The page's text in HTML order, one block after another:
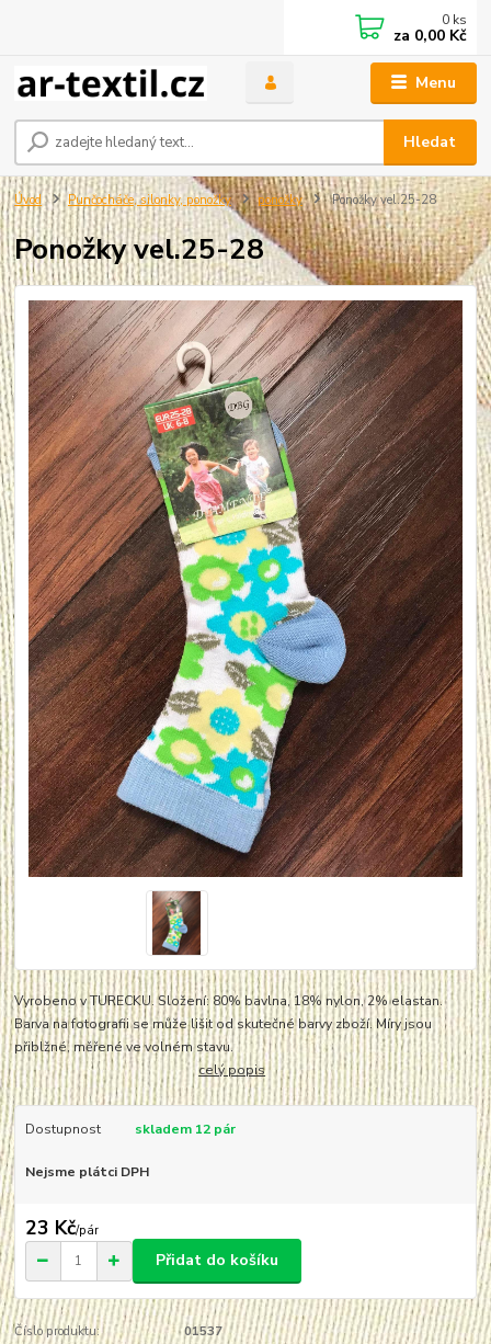
Menu
Hledat
0 ks
za 0,00 Kč
Úvod Punčocháče, silonky, ponožky ponožky Ponožky vel.25-28
Ponožky vel.25-28
Vyrobeno v TURECKU. Složení: 80% bavlna, 18% nylon, 2% elastan.
Barva na fotografii se může lišit od skutečné barvy zboží. Míry jsou
přiblžné, měřené ve volném stavu.
celý popis
Dostupnost skladem 12 pár
Nejsme plátci DPH
23 Kč/pár
Přidat do košíku
Číslo produktu: 01537